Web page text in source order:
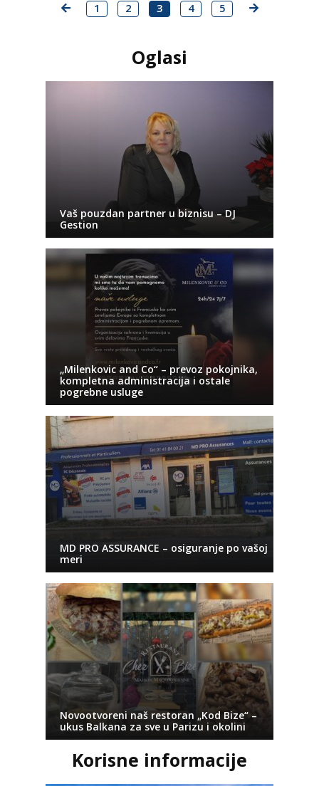
1 2 3 4 5
Oglasi
Vaš pouzdan partner u biznisu – DJ
Gestion
„Milenkovic and Co“ – prevoz pokojnika,
kompletna administracija i ostale
pogrebne usluge
MD PRO ASSURANCE – osiguranje po vašoj
meri
Novootvoreni naš restoran „Kod Bize“ –
ukus Balkana za sve u Parizu i okolini
Korisne informacije